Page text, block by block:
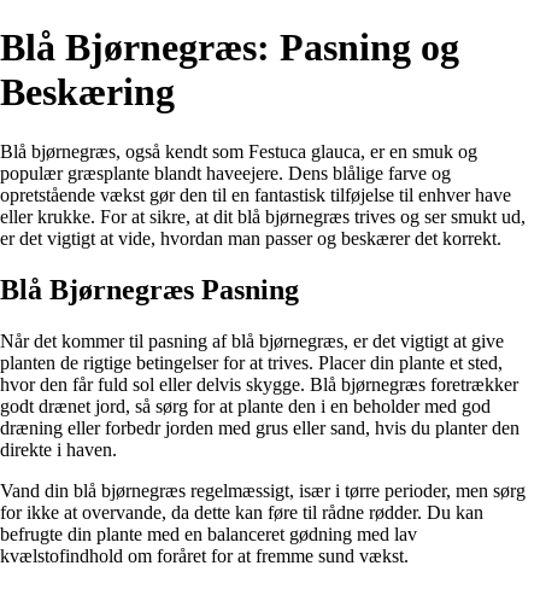
Blå Bjørnegræs: Pasning og
Beskæring
Blå bjørnegræs, også kendt som Festuca glauca, er en smuk og
populær græsplante blandt haveejere. Dens blålige farve og
opretstående vækst gør den til en fantastisk tilføjelse til enhver have
eller krukke. For at sikre, at dit blå bjørnegræs trives og ser smukt ud,
er det vigtigt at vide, hvordan man passer og beskærer det korrekt.
Blå Bjørnegræs Pasning
Når det kommer til pasning af blå bjørnegræs, er det vigtigt at give
planten de rigtige betingelser for at trives. Placer din plante et sted,
hvor den får fuld sol eller delvis skygge. Blå bjørnegræs foretrækker
godt drænet jord, så sørg for at plante den i en beholder med god
dræning eller forbedr jorden med grus eller sand, hvis du planter den
direkte i haven.
Vand din blå bjørnegræs regelmæssigt, især i tørre perioder, men sørg
for ikke at overvande, da dette kan føre til rådne rødder. Du kan
befrugte din plante med en balanceret gødning med lav
kvælstofindhold om foråret for at fremme sund vækst.